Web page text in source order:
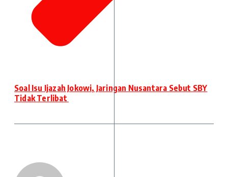
Soal Isu Ijazah Jokowi, Jaringan Nusantara Sebut SBY
Tidak Terlibat